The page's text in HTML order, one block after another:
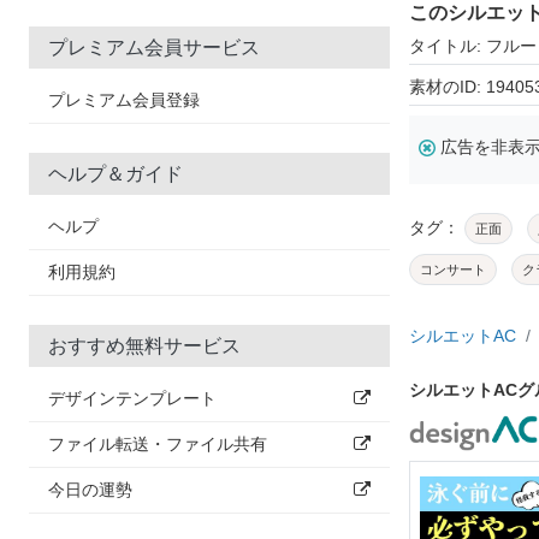
プレミアム会員サービス
プレミアム会員登録
ヘルプ＆ガイド
ヘルプ
利用規約
おすすめ無料サービス
デザインテンプレート
ファイル転送・ファイル共有
今日の運勢
このシルエッ
タイトル: フル
素材のID:
広告を非表
タグ： 正面
コンサート ク
シルエットAC
シルエットAC